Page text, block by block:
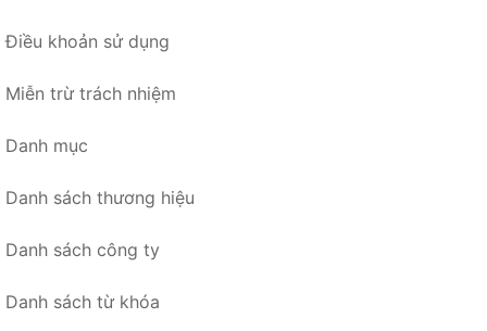
Điều khoản sử dụng
Miễn trừ trách nhiệm
Danh mục
Danh sách thương hiệu
Danh sách công ty
Danh sách từ khóa